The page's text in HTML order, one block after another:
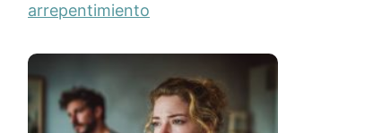
arrepentimiento